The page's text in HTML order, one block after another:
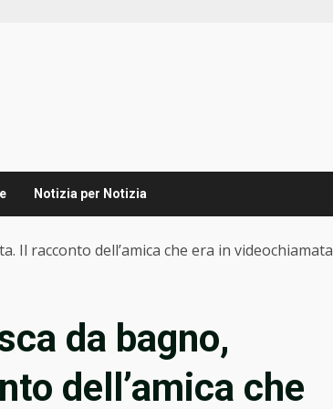
Notizia per Notizia
Il racconto dell’amica che era in videochiamata
da bagno,
dell’amica che